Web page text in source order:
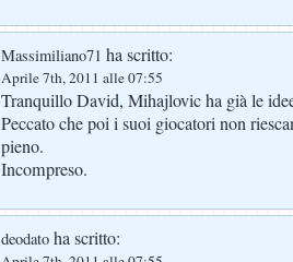
Massimiliano71 ha scritto:
Aprile 7th, 2011 alle 07:55
Tranquillo David, Mihajlovic ha già le
Peccato che poi i suoi giocatori non
pieno.
Incompreso.
deodato ha scritto: